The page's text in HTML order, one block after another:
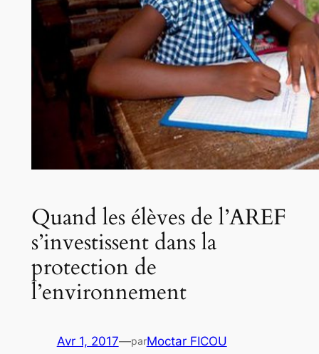
Quand les élèves de l’AREF
s’investissent dans la
protection de
l’environnement
Avr 1, 2017—parMoctar FICOU